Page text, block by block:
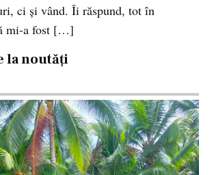
ci şi vând. Îi răspund, tot în
mi-a fost […]
la noutăți